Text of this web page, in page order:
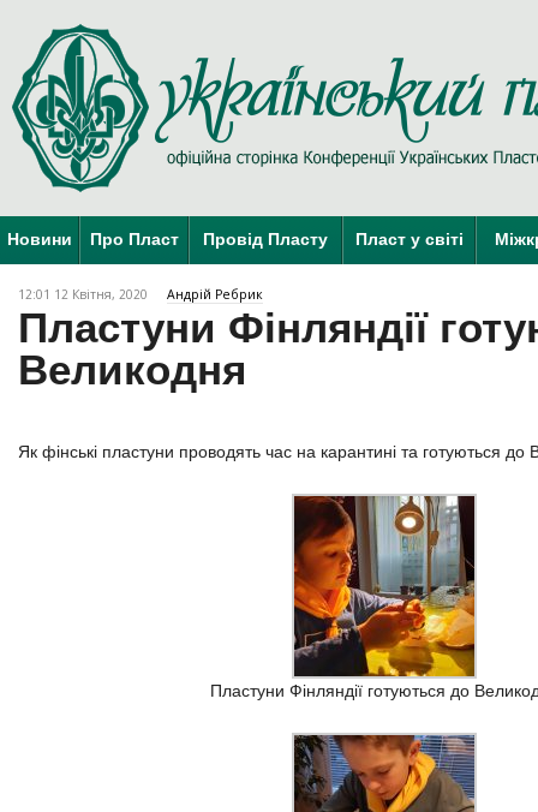
Новини Про Пласт Провід Пласту Пласт у світі
12:01 12 Квітня, 2020 Андрій Ребрик
Пластуни Фінляндії
Великодня
Як фінські пластуни проводять час на карантині та готуються
Пластуни Фінляндії готуються до